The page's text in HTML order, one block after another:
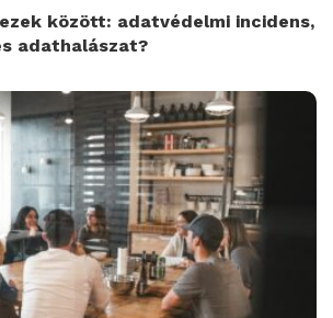
között: adatvédelmi incidens,
adathalászat?